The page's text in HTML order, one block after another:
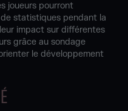
joueurs pourront
statistiques pendant la
impact sur différentes
grâce au sondage
le développement